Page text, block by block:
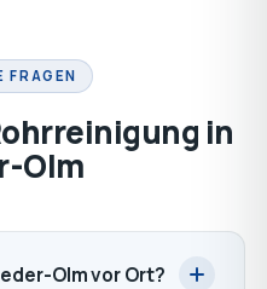
FRAGEN
in
Olm
Olm vor Ort?